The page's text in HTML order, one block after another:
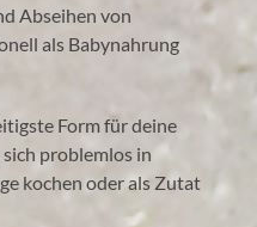
Abseihen von
als Babynahrung
Form für deine
sich problemlos in
kochen oder als Zutat